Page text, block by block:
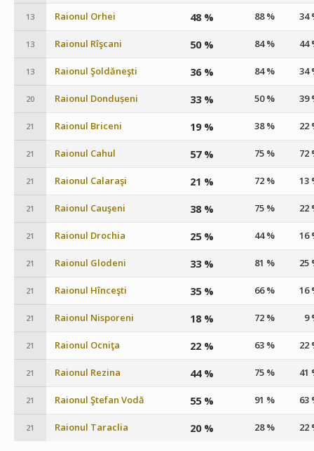
13 Raionul Orhei 48 % 88 % 34
13 Raionul Rîşcani 50 % 84 % 44
13 Raionul Şoldăneşti 36 % 84 % 34
20 Raionul Dondușeni 33 % 50 % 39
21 Raionul Briceni 19 % 38 % 22
21 Raionul Cahul 57 % 75 % 72
21 Raionul Calaraşi 21 % 72 % 13
21 Raionul Cauşeni 38 % 75 % 22
21 Raionul Drochia 25 % 44 % 16
21 Raionul Glodeni 33 % 81 % 25
21 Raionul Hînceşti 35 % 66 % 16
21 Raionul Nisporeni 18 % 72 % 9
21 Raionul Ocniţa 22 % 63 % 22
21 Raionul Rezina 44 % 75 % 41
21 Raionul Ştefan Vodă 55 % 91 % 63
21 Raionul Taraclia 20 % 28 % 22